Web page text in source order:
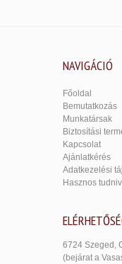
NAVIGÁCIÓ
Főoldal
Bemutatkozás
Munkatársak
Biztosítási
Kapcsolat
Ajánlatkérés
Adatkezelési
Hasznos
6724 Szeged,
(bejárat a